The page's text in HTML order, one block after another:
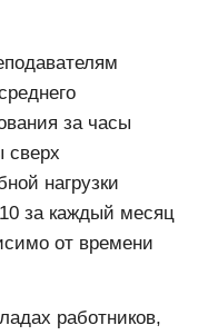
за часы
сверх
нагрузки
за каждый месяц
от времени
работников,